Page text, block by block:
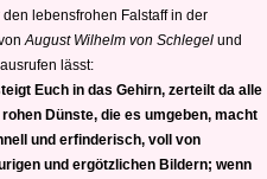
lebensfrohen Falstaff in der
August Wilhelm von Schlegel und
lässt:
Euch in das Gehirn, zerteilt da alle
Dünste, die es umgeben, macht
und erfinderisch, voll von
und ergötzlichen Bildern; wenn